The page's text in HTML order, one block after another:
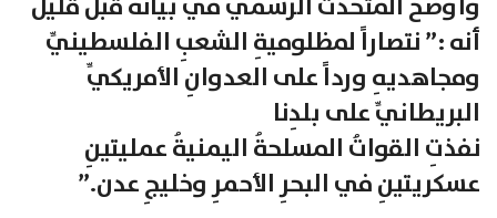
أنه :” نتصاراً لمظلوميةِ الشعبِ الفلسطينيِّ
ومجاهديهِ ورداً على العدوانِ الأمريكيِّ
البريطانيِّ على بلدِنا
نفذتِ القواتُ المسلحةُ اليمنيةُ عمليتينِ
عسكريتينِ في البحرِ الأحمرِ وخليجِ عدن.”